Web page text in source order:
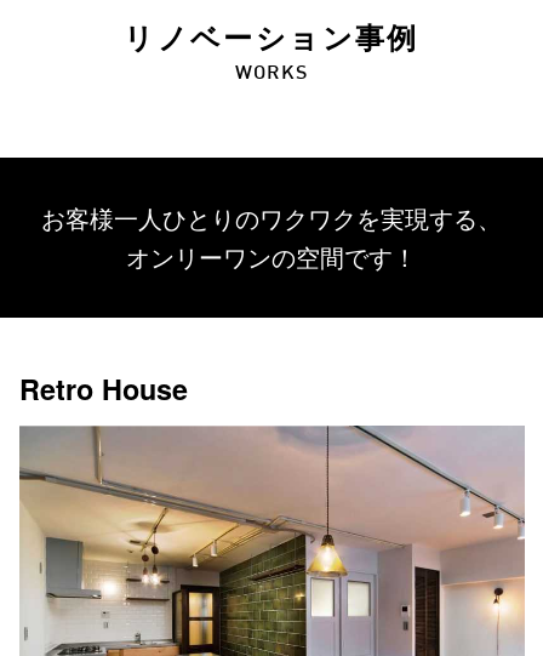
リノベーション事例
WORKS
お客様一人ひとりのワクワクを実現する、
オンリーワンの空間です！
Retro House